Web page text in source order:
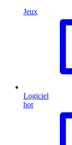
Jeux
Logiciel
hot